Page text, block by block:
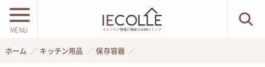
MENU
ホーム キッチン用品 保存容器